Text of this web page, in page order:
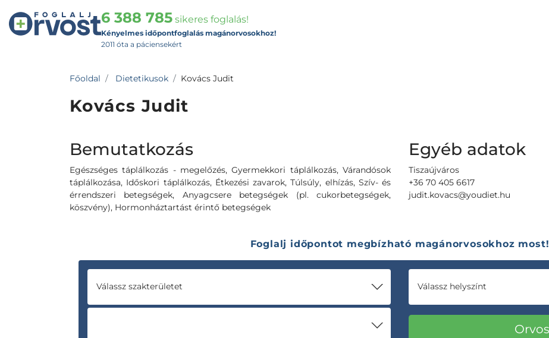
6 388 785 sikeres foglalás!
Kényelmes időpontfoglalás magánorvosokhoz!
2011 óta a páciensekért
Főoldal Dietetikusok Kovács Judit
Kovács Judit
Bemutatkozás
Egészséges táplálkozás - megelőzés, Gyermekkori táplálkozás, Várandósok
táplálkozása, Időskori táplálkozás, Étkezési zavarok, Túlsúly, elhízás, Szív- és
érrendszeri betegségek, Anyagcsere betegségek (pl. cukorbetegségek,
köszvény), Hormonháztartást érintő betegségek
Egyéb adatok
Tiszaújváros
+36 70 405 6617
judit.kovacs@youdiet.hu
Foglalj időpontot megbízható magánorvosokhoz most!
Válassz szakterületet Válassz helyszínt